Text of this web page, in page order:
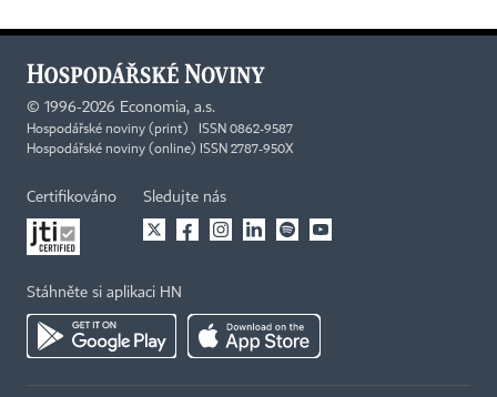
© 1996-2026 Economia, a.s.
Hospodářské noviny (print) ISSN 0862-9587
Hospodářské noviny (online) ISSN 2787-950X
Certifikováno Sledujte nás
Stáhněte si aplikaci HN